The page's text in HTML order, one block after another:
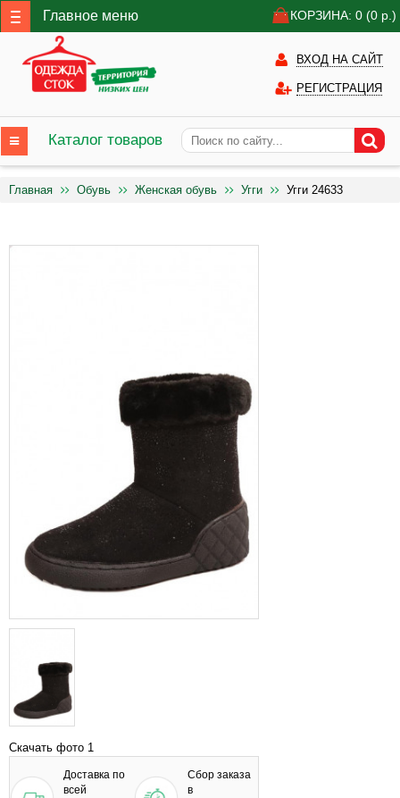
Главное меню КОРЗИНА: 0 (0 р.)
ВХОД НА САЙТ
РЕГИСТРАЦИЯ
Каталог товаров
Главная Обувь Женская обувь Угги Угги 24633
Скачать фото 1
Доставка по
всей
Сбор заказа
в